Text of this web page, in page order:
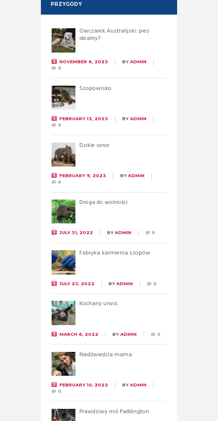
PRZYGODY
Owczarek Australijski: pies
idealny?
NOVEMBER 6, 2023 BYADMIN
0
Szopowisko
FEBRUARY 13, 2023 BYADMIN
0
Dzikie serce
FEBRUARY 9, 2023 BYADMIN
0
Droga do wolności
JULY 31, 2022 BYADMIN 0
Fabryka karmienia szopów
JULY 23, 2022 BYADMIN 0
Kochany urwis
MARCH 6, 2022 BYADMIN 0
Niedźwiedzia mama
FEBRUARY 10, 2022 BYADMIN
0
Prawdziwy miś Paddington